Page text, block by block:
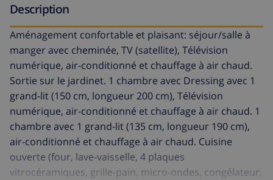
Description
Aménagement confortable et plaisant: séjour/salle à
manger avec cheminée, TV (satellite), Télévision
numérique, air-conditionné et chauffage à air chaud.
Sortie sur le jardinet. 1 chambre avec Dressing avec 1
grand-lit (150 cm, longueur 200 cm), Télévision
numérique, air-conditionné et chauffage à air chaud. 1
chambre avec 1 grand-lit (135 cm, longueur 190 cm),
air-conditionné et chauffage à air chaud. Cuisine
ouverte (four, lave-vaisselle, 4 plaques
vitrocéramiques, grille-pain, micro-ondes, congélateur,